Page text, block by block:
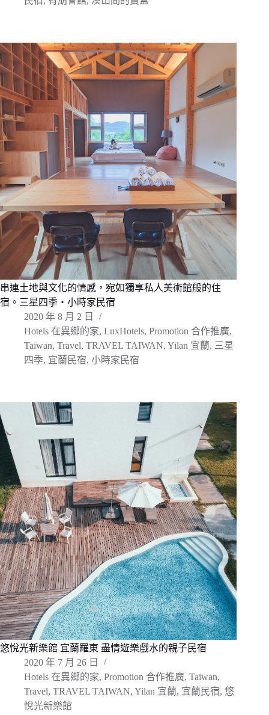
串連土地與文化的情感，宛如獨享私人美術館般的住
宿。三星四季・小時家民宿
2020 年 8 月 2 日
Hotels 在異鄉的家, LuxHotels, Promotion 合作推廣,
Taiwan, Travel, TRAVEL TAIWAN, Yilan 宜蘭, 三星
四季, 宜蘭民宿, 小時家民宿
悠悅光新樂館 宜蘭羅東 盡情遊樂戲水的親子民宿
2020 年 7 月 26 日
Hotels 在異鄉的家, Promotion 合作推廣, Taiwan,
Travel, TRAVEL TAIWAN, Yilan 宜蘭, 宜蘭民宿, 悠
悅光新樂館